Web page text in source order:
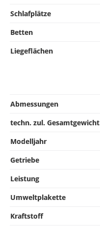
Schlafplätze
Betten
Liegeflächen
Abmessungen
techn. zul. Gesamtgewicht
Modelljahr
Getriebe
Leistung
Umweltplakette
Kraftstoff